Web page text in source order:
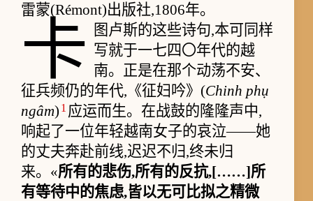
雷蒙(Rémont)出版社,1806年。
卡
图卢斯的这些诗句,本可同样
写就于一七四〇年代的越
南。正是在那个动荡不安、
征兵频仍的年代,《征妇吟》(Chinh phụ
ngâm) 1 应运而生。在战鼓的隆隆声中,
响起了一位年轻越南女子的哀泣——她
的丈夫奔赴前线,迟迟不归,终未归
来。«所有的悲伤,所有的反抗,[……]所
有等待中的焦虑,皆以无可比拟之精微